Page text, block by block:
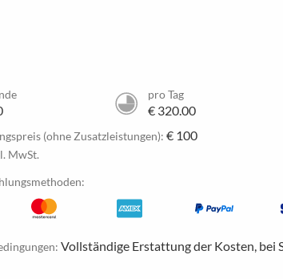
pro Tag
€ 320.00
(ohne Zusatzleistungen): € 100
MwSt.
Vollständige Erstattung der Kosten, bei